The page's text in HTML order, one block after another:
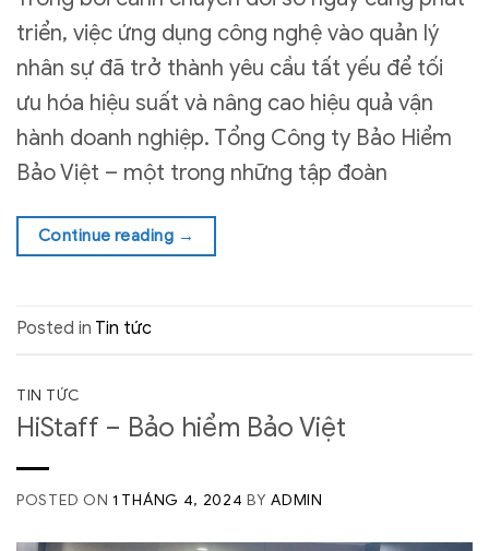
triển, việc ứng dụng công nghệ vào quản lý
nhân sự đã trở thành yêu cầu tất yếu để tối
ưu hóa hiệu suất và nâng cao hiệu quả vận
hành doanh nghiệp. Tổng Công ty Bảo Hiểm
Bảo Việt – một trong những tập đoàn
Continue reading →
Posted in Tin tức
TIN TỨC
HiStaff – Bảo hiểm Bảo Việt
POSTED ON 1 THÁNG 4, 2024 BYADMIN